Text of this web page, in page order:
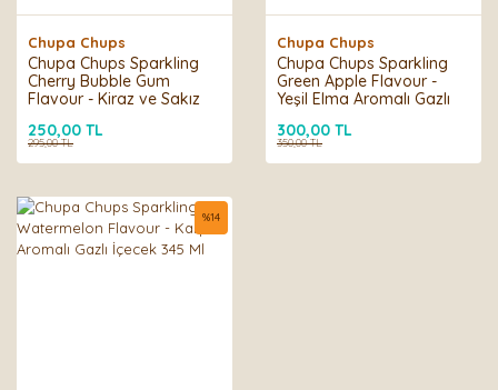
Chupa Chups
Chupa Chups Sparkling
Cherry Bubble Gum
Flavour - Kiraz ve Sakız
Ml
250,00 TL
295,00 TL
Chupa Chups
Chupa Chups Sparkling
Green Apple Flavour -
Yeşil Elma Aromalı Gazlı
300,00 TL
350,00 TL
%14